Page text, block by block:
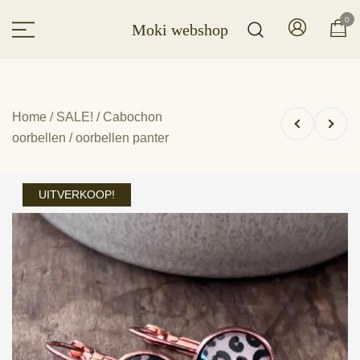
naar
Moki webshop
0
Home / SALE! /Cabochon
oorbellen / oorbellen panter
UITVERKOOP!